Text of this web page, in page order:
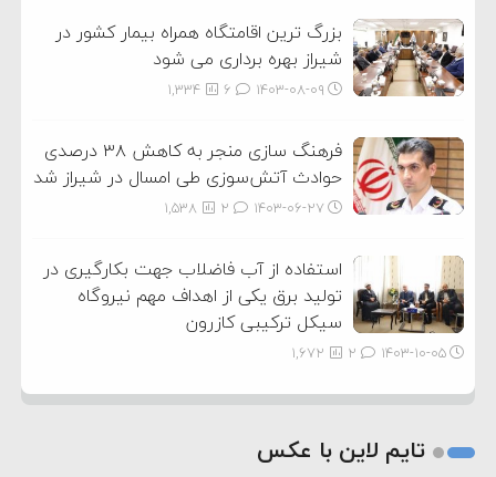
بزرگ ترین اقامتگاه همراه بیمار کشور در
شیراز بهره برداری می شود
۱۴۰۳-۰۸-۰۹ 1,334
فرهنگ سازی منجر به کاهش ۳۸ درصدی
حوادث آتش‌سوزی طی امسال در شیراز شد
۱۴۰۳-۰۶-۲۷ 1,538
استفاده از آب فاضلاب جهت بکارگیری در
تولید برق یکی از اهداف مهم نیروگاه
سیکل ترکیبی کازرون
۱۴۰۳-۱۰-۰۵ 1,672
تایم لاین با عکس